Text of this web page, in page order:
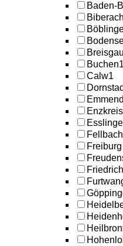
Baden-
Biberach
Buchen1
Calw1
Enzkreis